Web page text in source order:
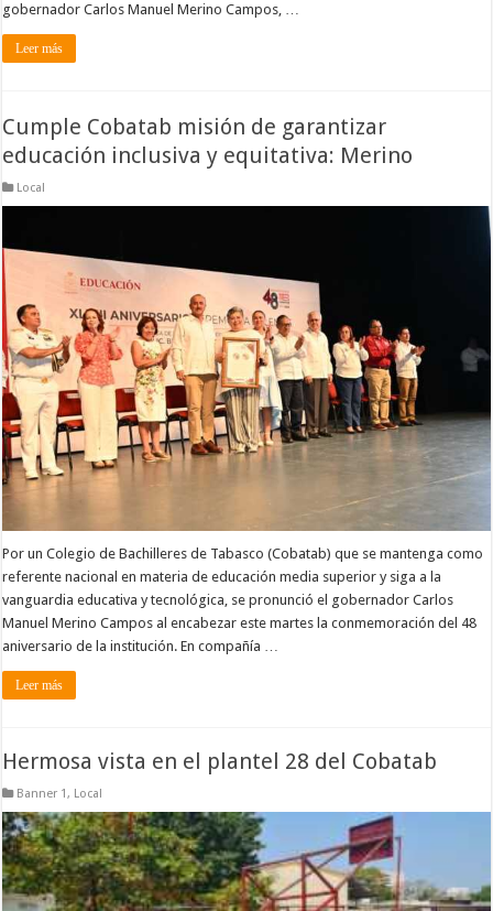
gobernador Carlos Manuel Merino Campos, …
Leer más
Cumple Cobatab misión de garantizar
educación inclusiva y equitativa: Merino
Local
Por un Colegio de Bachilleres de Tabasco (Cobatab) que se mantenga como
referente nacional en materia de educación media superior y siga a la
vanguardia educativa y tecnológica, se pronunció el gobernador Carlos
Manuel Merino Campos al encabezar este martes la conmemoración del 48
aniversario de la institución. En compañía …
Leer más
Hermosa vista en el plantel 28 del Cobatab
Banner 1, Local